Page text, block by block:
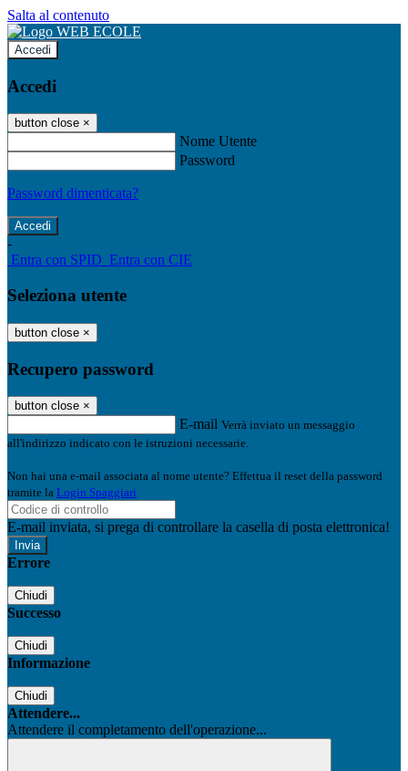
Salta al contenuto
Accedi
Accedi
button close ×
Nome Utente
Password
Password dimenticata?
-
Entra con SPID Entra con CIE
Seleziona utente
button close ×
Recupero password
button close ×
E-mail Verrà inviato un messaggio
all'indirizzo indicato con le istruzioni necessarie.
Non hai una e-mail associata al nome utente? Effettua il reset della password
tramite la Login Spaggiari
E-mail inviata, si prega di controllare la casella di posta elettronica!
Errore
Chiudi
Successo
Chiudi
Informazione
Chiudi
Attendere...
Attendere il completamento dell'operazione...